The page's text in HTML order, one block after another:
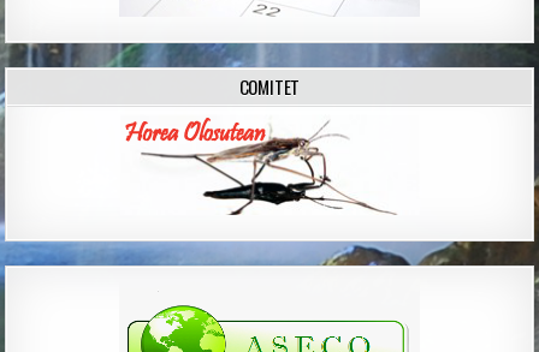
COMITET